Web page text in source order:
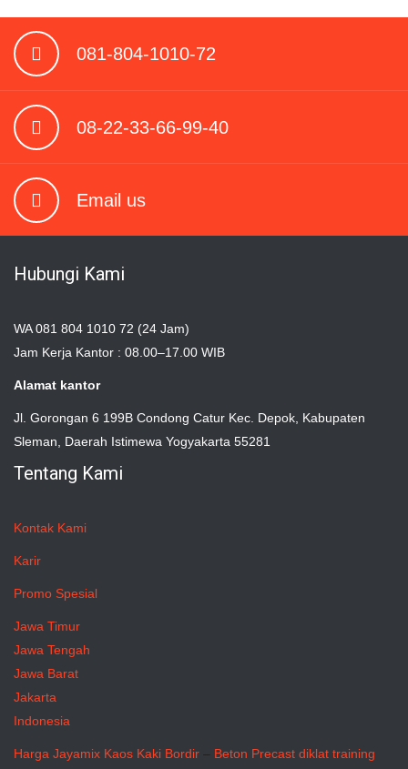
081-804-1010-72
08-22-33-66-99-40
Email us
Hubungi Kami
WA 081 804 1010 72 (24 Jam)
Jam Kerja Kantor : 08.00–17.00 WIB
Alamat kantor
Jl. Gorongan 6 199B Condong Catur Kec. Depok, Kabupaten
Sleman, Daerah Istimewa Yogyakarta 55281
Tentang Kami
Kontak Kami
Karir
Promo Spesial
Jawa Timur
Jawa Tengah
Jawa Barat
Jakarta
Indonesia
Harga Jayamix Kaos Kaki Bordir – Beton Precast diklat training